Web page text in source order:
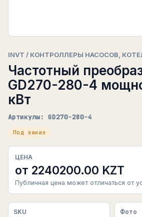
INVT / КОНТРОЛЛЕРЫ НАСОСОВ,
Частотный
GD270-280-4
кВт
Артикулы: GD270-280-4
Под заказ
ЦЕНА
от 2240200.00 KZT
Публичная цена может отличаться от
SKU Фото